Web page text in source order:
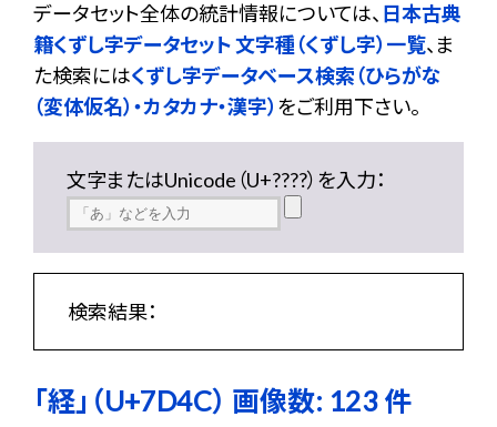
データセット全体の統計情報については、 日本古典
籍くずし字データセット 文字種（くずし字）一覧、ま
た検索にはくずし字データベース検索（ひらがな
（変体仮名）・カタカナ・漢字） をご利用下さい。
文字またはUnicode（U+????）を入力：
検索結果：
「経」（U+7D4C） 画像数: 123 件